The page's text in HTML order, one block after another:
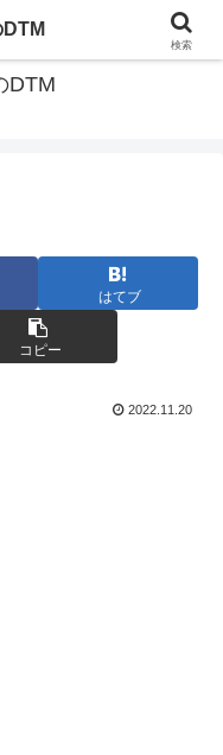
れや昔ばなし
DTM
はてブ
コピー
2022.11.20
検索